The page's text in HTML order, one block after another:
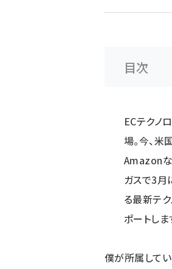
目次
ECテクノ
場。今、
Amazonな
ガスで3月
る最新テ
ポートしま
僕が所属して